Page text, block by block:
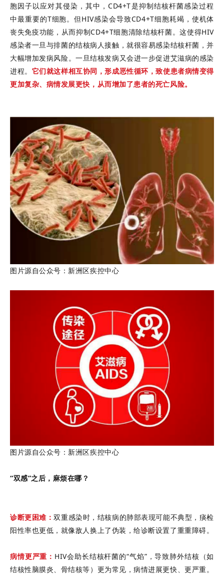
胞因子以应对其侵染，其中，CD4+T是抑制结核杆菌感染过程
中最重要的T细胞。但HIV感染会导致CD4+T细胞耗竭，使机体
丧失免疫功能，从而抑制CD4+T细胞清除结核杆菌。这使得HIV
感染者一旦与排菌的结核病人接触，就很容易感染结核杆菌，并
大幅增加发病风险。一旦结核发病又会进一步促进艾滋病的感染
进程。 它们就这样相互协同，形成恶性循环，致使患者病情变得
更加复杂、病情发展更快，从而增加了患者的死亡风险。
图片源自公众号：新洲区疾控中心
图片源自公众号：新洲区疾控中心
“双感”之后，麻烦在哪？
诊断更困难：双重感染时，结核病的肺部表现可能不典型，痰检
阳性率也更低，就像敌人换上了伪装，给诊断设置了重重障碍。
病情更严重： HIV会助长结核杆菌的“气焰”，导致肺外结核（如
结核性脑膜炎、骨结核等）更为常见，病情进展更快、更严重。